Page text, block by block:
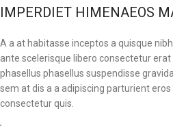
IMPERDIET HIMENAEOS
A a at habitasse inceptos a quisque
ante scelerisque libero consectetur erat
phasellus phasellus suspendisse
sem at dis a a adipiscing parturient
consectetur quis.